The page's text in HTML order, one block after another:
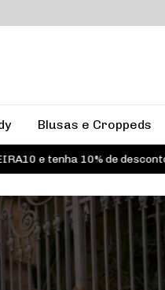
Blusas e Croppeds
e tenha 10% de desconto na